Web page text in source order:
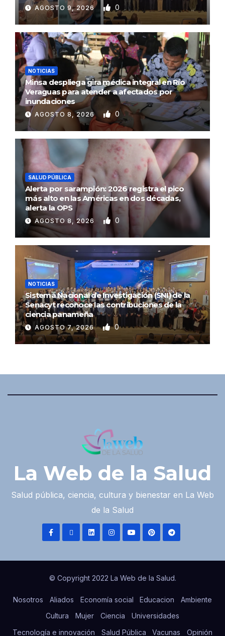
AGOSTO 9, 2026 0
NOTICIAS
Minsa despliega gira médica integral en Río
Veraguas para atender a afectados por
inundaciones
AGOSTO 8, 2026 0
SALUD PÚBLICA
Alerta por sarampión: 2026 registra el pico
más alto en las Américas en dos décadas,
alerta la OPS
AGOSTO 8, 2026 0
NOTICIAS
Sistema Nacional de Investigación (SNI) de la
Senacyt reconoce las contribuciones de la
ciencia panameña
AGOSTO 7, 2026 0
La Web de la Salud
Salud pública, ciencia, cultura y bienestar en La Web
de la Salud
© Copyright 2022 La Web de la Salud.
Nosotros Aliados Economía social Educacion
Ambiente
Cultura
Mujer Ciencia
Universidades
Tecnología e innovación
Salud Pública Vacunas Opinión